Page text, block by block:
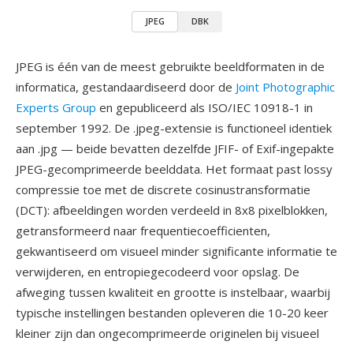
JPEG DBK
JPEG is één van de meest gebruikte beeldformaten in de
informatica, gestandaardiseerd door de Joint Photographic
Experts Group en gepubliceerd als ISO/IEC 10918-1 in
september 1992. De .jpeg-extensie is functioneel identiek
aan .jpg — beide bevatten dezelfde JFIF- of Exif-ingepakte
JPEG-gecomprimeerde beelddata. Het formaat past lossy
compressie toe met de discrete cosinustransformatie
(DCT): afbeeldingen worden verdeeld in 8x8 pixelblokken,
getransformeerd naar frequentiecoefficienten,
gekwantiseerd om visueel minder significante informatie te
verwijderen, en entropiegecodeerd voor opslag. De
afweging tussen kwaliteit en grootte is instelbaar, waarbij
typische instellingen bestanden opleveren die 10-20 keer
kleiner zijn dan ongecomprimeerde originelen bij visueel